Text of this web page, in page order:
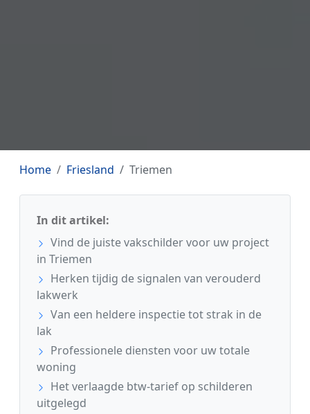
Home Friesland Triemen
In dit artikel:
Vind de juiste vakschilder voor uw project
in Triemen
Herken tijdig de signalen van verouderd
lakwerk
Van een heldere inspectie tot strak in de
lak
Professionele diensten voor uw totale
woning
Het verlaagde btw-tarief op schilderen
uitgelegd